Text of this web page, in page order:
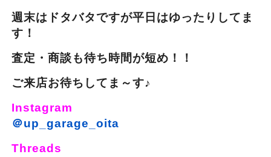
週末はドタバタですが平日はゆったりしてま
す！
査定・商談も待ち時間が短め！！
ご来店お待ちしてま～す♪
Instagram
＠up_garage_oita
Threads